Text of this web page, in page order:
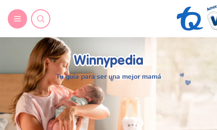
Winnypedia
Tu guía para ser una mejor mamá